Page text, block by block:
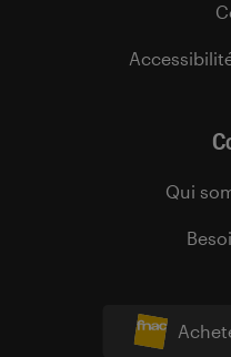
Qui